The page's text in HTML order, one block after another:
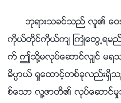
ဘုရားသခင္သည္ လူ၏ ေ
ကိုယ္တိုင္ကိုယ္က် ႀကဳံေတြ႕ရမည္
က္ ဤသို႔မလုပ္ေဆာင္လွ်င္ မရသ
ဓိပၸာယ္ ရႈေထာင့္တစ္ခုလည္းရွိ
စ္ေသာ လူ႔ဇာတိ၏ လုပ္ေဆာင္